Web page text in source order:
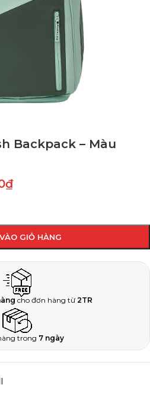
Backpack – Màu
₫
GIỎ HÀNG
cho đơn hàng từ 2TR
trong 7 ngày